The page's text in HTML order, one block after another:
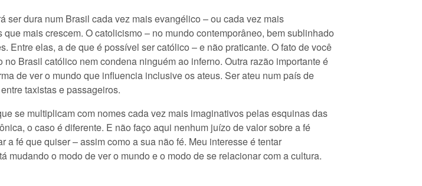
ser dura num Brasil cada vez mais evangélico – ou cada vez mais
mais crescem. O catolicismo – no mundo contemporâneo, bem sublinhado
Entre elas, a de que é possível ser católico – e não praticante. O fato de você
Brasil católico nem condena ninguém ao inferno. Outra razão importante é
de ver o mundo que influencia inclusive os ateus. Ser ateu num país de
taxistas e passageiros.
se multiplicam com nomes cada vez mais imaginativos pelas esquinas das
o caso é diferente. E não faço aqui nenhum juízo de valor sobre a fé
fé que quiser – assim como a sua não fé. Meu interesse é tentar
o modo de ver o mundo e o modo de se relacionar com a cultura.